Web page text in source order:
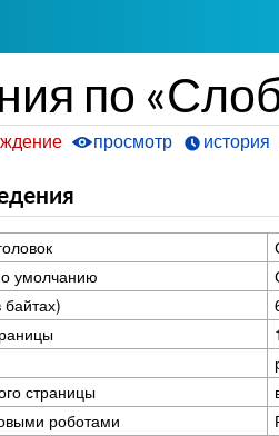
по
просмотр история
умолчанию
страницы
роботами